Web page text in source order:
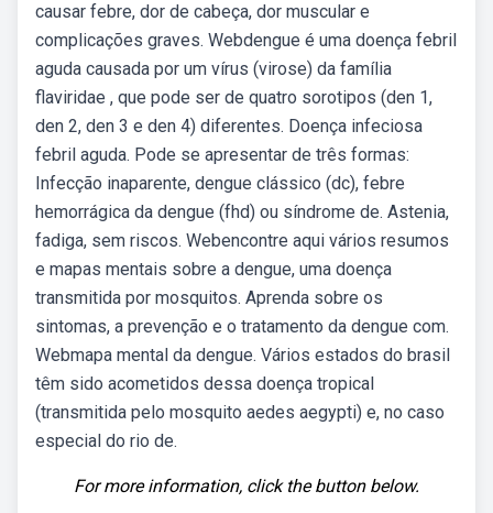
causar febre, dor de cabeça, dor muscular e
complicações graves. Webdengue é uma doença febril
aguda causada por um vírus (virose) da família
flaviridae , que pode ser de quatro sorotipos (den 1,
den 2, den 3 e den 4) diferentes. Doença infeciosa
febril aguda. Pode se apresentar de três formas:
Infecção inaparente, dengue clássico (dc), febre
hemorrágica da dengue (fhd) ou síndrome de. Astenia,
fadiga, sem riscos. Webencontre aqui vários resumos
e mapas mentais sobre a dengue, uma doença
transmitida por mosquitos. Aprenda sobre os
sintomas, a prevenção e o tratamento da dengue com.
Webmapa mental da dengue. Vários estados do brasil
têm sido acometidos dessa doença tropical
(transmitida pelo mosquito aedes aegypti) e, no caso
especial do rio de.
For more information, click the button below.